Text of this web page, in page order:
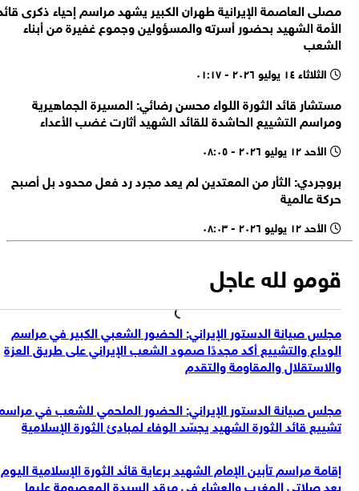
على تملك الأجانب للممتلكات الخاصة
واس: ولي العهد و ماكرون بحثا خلال الاتصال الهاتفي جهود تعزيز الاستقرار
بالمنطقة وتحقيق أمن وحرية الملاحة البحرية
السيناتور الأمريكي بيرني ساندرز: علينا وقف دعم حكومة "إسرائيل" المتطرفة
التي نفذت إبادة جماعية بحق الفلسطينيين
مصادر فلسطينية: قوات جيش الاحتلال الإسرائيلي تنسحب من مخيم قلنديا
بعد عدوان عسكري استمر يومين
مصلى العاصمة الإيرانية طهران الكبير يشهد مراسم إحياء ذكرى قائد
الأمة الشهيد بحضور أسرته والمسؤولين وجموع غفيرة من أبناء
الشعب
الثلاثاء ١٤ يوليو ٢٠٢٦ - ٠١:١٧
مستشار قائد الثورة اللواء محسن رضائي: المسيرة الجماهيرية
ومراسم التشييع الحاشدة للقائد الشهيد أثارت غضب الأعداء
الأحد ١٢ يوليو ٢٠٢٦ - ٠٨:٠٥
بروجردي: الثأر من المعتدين لم يعد مجرد رد فعل محدود بل أصبح
حركة عالمية
الأحد ١٢ يوليو ٢٠٢٦ - ٠٨:٠٣
قومو لله عاجل
مجلس صيانة الدستور الإيراني: الحضور الشعبي الكبير في مراسم
الوداع والتشييع أكد مجددًا صمود الشعب الإيراني على طريق العزة
والاستقلال والمقاومة والتقدم
مجلس صيانة الدستور الإيراني: الحضور الملحمي للشعب في مراسم
تشييع قائد الثورة الشهيد يجسّد الوفاء لمبادئ الثورة الإسلامية
إقامة مراسم تأبين الإمام الشهيد برعاية قائد الثورة الإسلامية اليوم
بعد صلاتي المغرب والعشاء في مرقد السيدة المعصومة عليها